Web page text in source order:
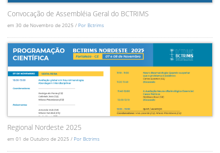
Convocação de Assembléia Geral do BCTRIMS
em 30 de Novembro de 2025 / Por Bctrims
Regional Nordeste 2025
em 01 de Outubro de 2025 / Por Bctrims